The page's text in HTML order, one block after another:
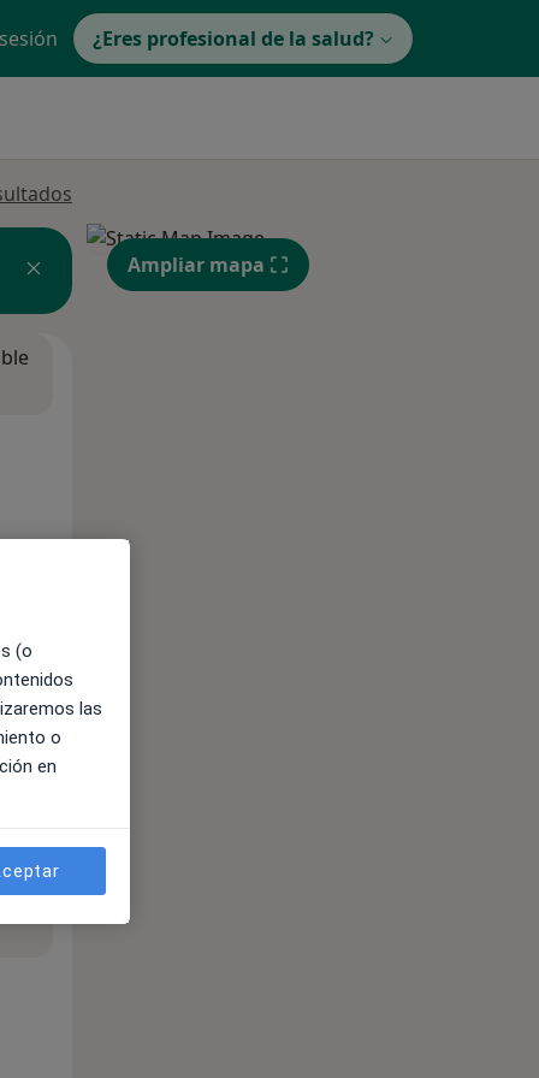
¿Eres profesional de la salud?
Ampliar mapa
(o
las
o
en